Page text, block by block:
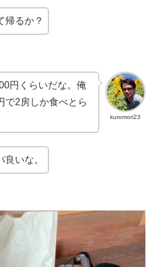
帰るか？
kuromori23
円くらいだな。俺
で2房しか食べとら
良いな。